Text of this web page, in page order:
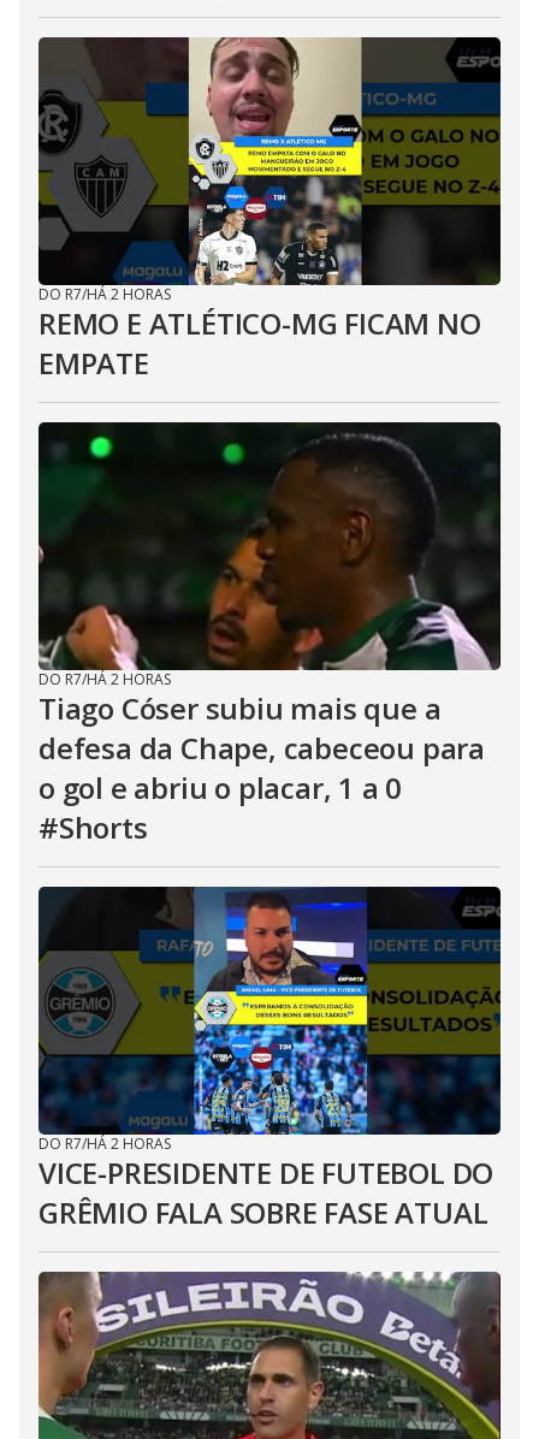
DO R7/HÁ 2 HORAS
REMO E ATLÉTICO-MG FICAM NO
EMPATE
DO R7/HÁ 2 HORAS
Tiago Cóser subiu mais que a
defesa da Chape, cabeceou para
o gol e abriu o placar, 1 a 0
#Shorts
DO R7/HÁ 2 HORAS
VICE-PRESIDENTE DE FUTEBOL DO
GRÊMIO FALA SOBRE FASE ATUAL